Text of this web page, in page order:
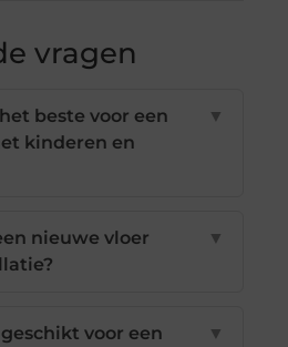
vragen
beste voor een
kinderen en
▼
nieuwe vloer
▼
voor een
▼